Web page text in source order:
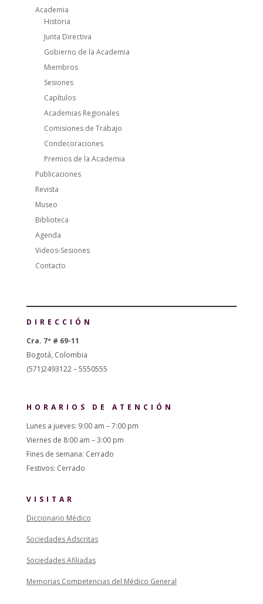
Academia
Historia
Junta Directiva
Gobierno de la Academia
Miembros
Sesiones
Capítulos
Academias Regionales
Comisiones de Trabajo
Condecoraciones
Premios de la Academia
Publicaciones
Revista
Museo
Biblioteca
Agenda
Videos-Sesiones
Contacto
DIRECCIÓN
Cra. 7ª # 69-11
Bogotá, Colombia
(571)2493122 – 5550555
HORARIOS DE ATENCIÓN
Lunes a jueves: 9:00 am – 7:00 pm
Viernes de 8:00 am – 3:00 pm
Fines de semana: Cerrado
Festivos: Cerrado
VISITAR
Diccionario Médico
Sociedades Adscritas
Sociedades Afiliadas
Memorias Competencias del Médico General